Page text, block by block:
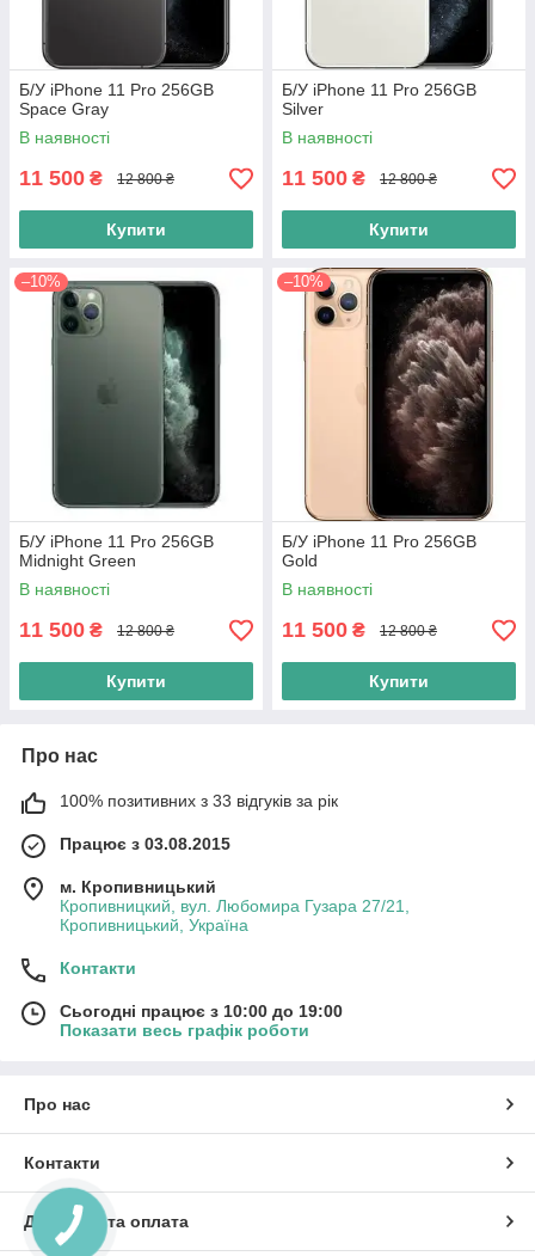
Б/У iPhone 11 Pro 256GB
Space Gray
В наявності
11 500 ₴ 12 800 ₴
Купити
Б/У iPhone 11 Pro 256GB
Silver
В наявності
11 500 ₴ 12 800 ₴
Купити
–10%
Б/У iPhone 11 Pro 256GB
Midnight Green
В наявності
11 500 ₴ 12 800 ₴
Купити
–10%
Б/У iPhone 11 Pro 256GB
Gold
В наявності
11 500 ₴ 12 800 ₴
Купити
Про нас
100% позитивних з 33 відгуків за рік
Працює з 03.08.2015
м. Кропивницький
Кропивницкий, вул. Любомира Гузара 27/21,
Кропивницький, Україна
Контакти
Сьогодні працює з 10:00 до 19:00
Показати весь графік роботи
Про нас
Контакти
Доставка та оплата